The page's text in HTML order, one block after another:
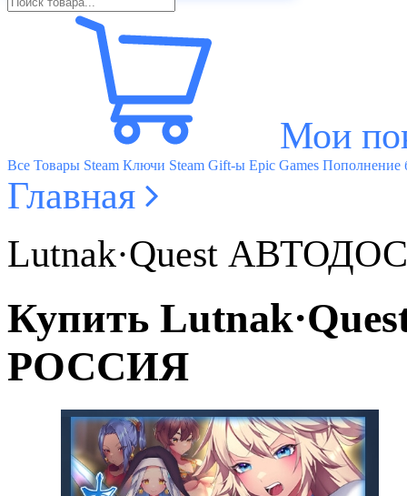
Мои
Все Товары Steam Ключи Steam Gift-ы Epic Games Пополнение
Главная
Lutnak·Quest
Купить
РОССИЯ